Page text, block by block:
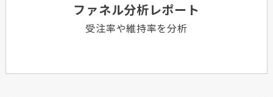
ファネル分析レポート
受注率や維持率を分析